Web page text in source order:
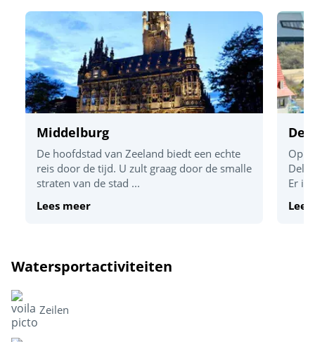
Middelburg
De hoofdstad van Zeeland biedt een echte
reis door de tijd. U zult graag door de smalle
straten van de stad ...
Lees meer
Op
Er is
Watersportactiviteiten
Zeilen